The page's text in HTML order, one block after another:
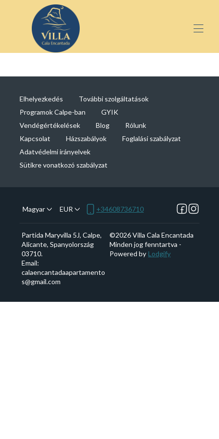
Csoportok és elvonulások
Galéria
Elhelyezkedés
További szolgáltatások
Programok Calpe-ban
GYIK
Vendégértékelések
Blog
Rólunk
Kapcsolat
Házszabályok
Foglalási szabályzat
Adatvédelmi irányelvek
Sütikre vonatkozó szabályzat
Magyar EUR +34608736710
Partida Maryvilla 5J, Calpe,
Alicante, Spanyolország
03710.
Email:
calaencantadaapartamento
s@gmail.com
©2026Villa Cala Encantada
Minden jog fenntartva -
Powered by Lodgify